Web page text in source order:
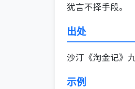
犹言不择手段。
出处
沙汀《淘金记》
示例